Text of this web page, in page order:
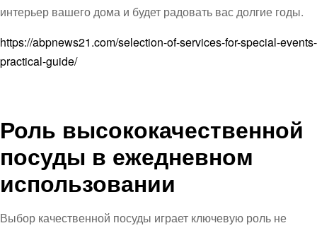
интерьер вашего дома и будет радовать вас долгие годы.
https://abpnews21.com/selection-of-services-for-special-events-
practical-guide/
Роль высококачественной
посуды в ежедневном
использовании
Выбор качественной посуды играет ключевую роль не